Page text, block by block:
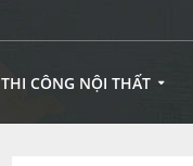
THI CÔNG NỘI THẤT